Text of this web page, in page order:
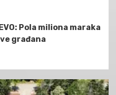
Pola miliona maraka
građana